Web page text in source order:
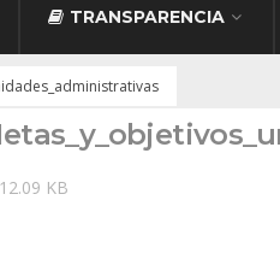
TRANSPARENCIA
KB